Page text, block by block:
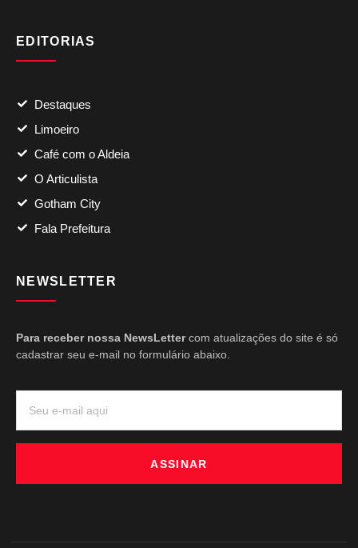
EDITORIAS
Destaques
Limoeiro
Café com o Aldeia
O Articulista
Gotham City
Fala Prefeitura
NEWSLETTER
Para receber nossa NewsLettercom atualizações do site é só
cadastrar seu e-mail no formulário abaixo.
ASSINAR